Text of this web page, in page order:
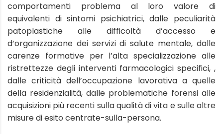
comportamenti problema al loro valore di
equivalenti di sintomi psichiatrici, dalle peculiarità
patoplastiche alle difficoltà d’accesso e
d’organizzazione dei servizi di salute mentale, dalle
carenze formative per l’alta specializzazione alle
ristrettezze degli interventi farmacologici specifici, ,
dalle criticità dell’occupazione lavorativa a quelle
della residenzialità, dalle problematiche forensi alle
acquisizioni più recenti sulla qualità di vita e sulle altre
misure di esito centrate-sulla-persona.